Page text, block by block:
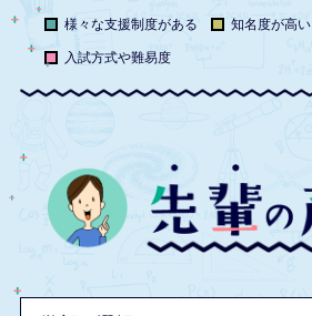
様々な支援制度がある 知名度が高い
入試方式や難易度